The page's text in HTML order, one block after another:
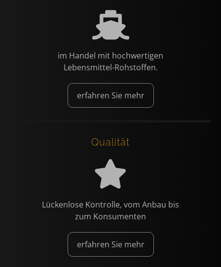
im Handel mit hochwertigen
Lebensmittel-Rohstoffen.
erfahren Sie mehr
Qualität
Lückenlose Kontrolle, vom Anbau bis
zum Konsumenten
erfahren Sie mehr